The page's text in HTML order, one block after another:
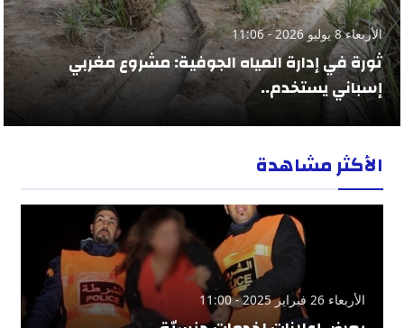
الأربعاء 8 يوليو 2026 - 11:06
ثورة في إدارة المياه الجوفية: مشروع مغربي
إسباني يستخدم..
الأكثر مشاهدة
الأربعاء 26 فبراير 2025 - 11:00